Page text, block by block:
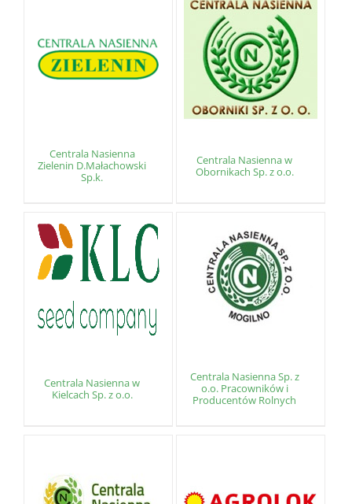
Centrala Nasienna
Zielenin D.Małachowski
Sp.k.
Centrala Nasienna w
Obornikach Sp. z o.o.
Centrala Nasienna w
Kielcach Sp. z o.o.
Centrala Nasienna Sp. z
o.o. Pracowników i
Producentów Rolnych